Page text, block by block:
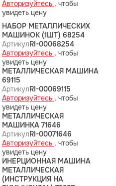
Авторизуйтесь , чтобы
увидеть цену
НАБОР МЕТАЛЛИЧЕСКИХ
МАШИНОК (1ШТ) 68254
АртикулRI-00068254
Авторизуйтесь , чтобы
увидеть цену
МЕТАЛЛИЧЕСКАЯ МАШИНА
69115
АртикулRI-00069115
Авторизуйтесь , чтобы
увидеть цену
МЕТАЛЛИЧЕСКАЯ
МАШИНКА 71646
АртикулRI-00071646
Авторизуйтесь , чтобы
увидеть цену
ИНЕРЦИОННАЯ МАШИНА
МЕТАЛЛИЧЕСКАЯ
(ИНСТРУКЦИЯ НА